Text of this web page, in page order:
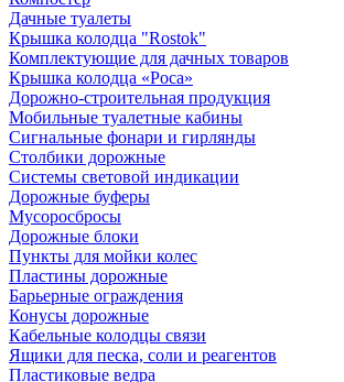
Дачные туалеты
Крышка колодца "Rostok"
Комплектующие для дачных товаров
Крышка колодца «Роса»
Дорожно-строительная продукция
Мобильные туалетные кабины
Сигнальные фонари и гирлянды
Столбики дорожные
Системы световой индикации
Дорожные буферы
Мусоросбросы
Дорожные блоки
Пункты для мойки колес
Пластины дорожные
Барьерные ограждения
Конусы дорожные
Кабельные колодцы связи
Ящики для песка, соли и реагентов
Пластиковые ведра